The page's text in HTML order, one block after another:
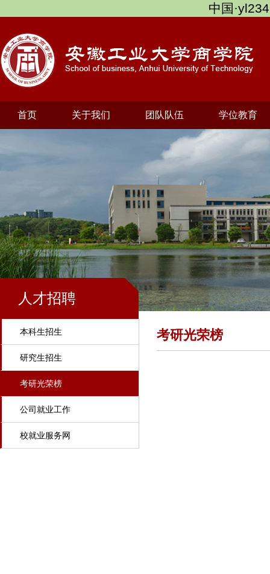
中国
首页 关于我们 团队队伍 学位教育
人才招聘
本科生招生
研究生招生
考研光荣榜
公司就业工作
校就业服务网
考研光荣榜